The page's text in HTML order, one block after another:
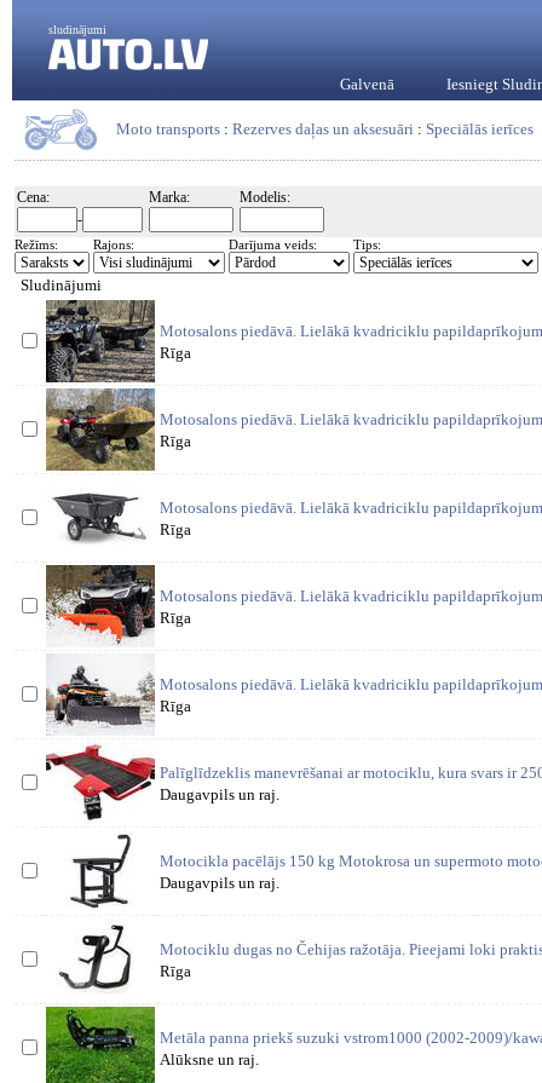
sludinājumi
Galvenā Iesniegt
Moto transports : Rezerves daļas un aksesuāri : Speciālās ierīces
Cena:
-
Marka: Modelis:
Režīms: Rajons: Darījuma veids: Tips:
Sludinājumi
Motosalons piedāvā. Lielākā kvadriciklu
Rīga
Motosalons piedāvā. Lielākā kvadriciklu
Rīga
Motosalons piedāvā. Lielākā kvadriciklu
Rīga
Motosalons piedāvā. Lielākā kvadriciklu
Rīga
Motosalons piedāvā. Lielākā kvadriciklu
Rīga
Palīglīdzeklis manevrēšanai ar motociklu, kura svars ir
Daugavpils un raj.
Motocikla pacēlājs 150 kg Motokrosa un supermoto
Daugavpils un raj.
Motociklu dugas no Čehijas ražotāja. Pieejami loki
Rīga
Metāla panna priekš suzuki vstrom1000 (2002-2009)/
Alūksne un raj.